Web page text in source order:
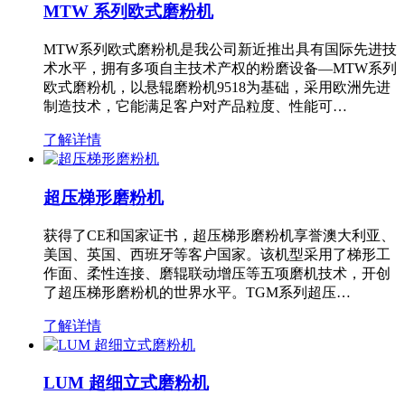
MTW 系列欧式磨粉机
MTW系列欧式磨粉机是我公司新近推出具有国际先进技
术水平，拥有多项自主技术产权的粉磨设备—MTW系列
欧式磨粉机，以悬辊磨粉机9518为基础，采用欧洲先进
制造技术，它能满足客户对产品粒度、性能可…
了解详情
超压梯形磨粉机
获得了CE和国家证书，超压梯形磨粉机享誉澳大利亚、
美国、英国、西班牙等客户国家。该机型采用了梯形工
作面、柔性连接、磨辊联动增压等五项磨机技术，开创
了超压梯形磨粉机的世界水平。TGM系列超压…
了解详情
LUM 超细立式磨粉机